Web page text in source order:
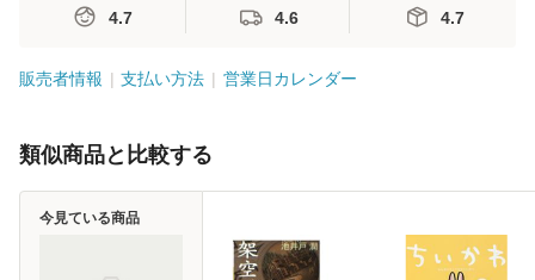
4.7 4.6 4.7
販売者情報 支払い方法 営業日カレンダー
類似商品と比較する
今見ている商品